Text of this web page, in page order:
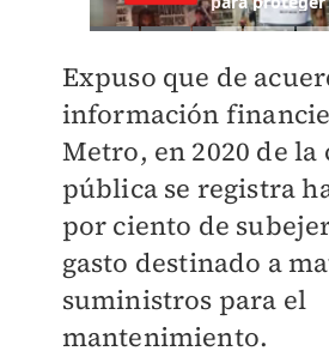
Expuso que de
información
Metro, en 2020 de la
pública se registra
por ciento de
gasto destinado a
suministros para el
mantenimiento.